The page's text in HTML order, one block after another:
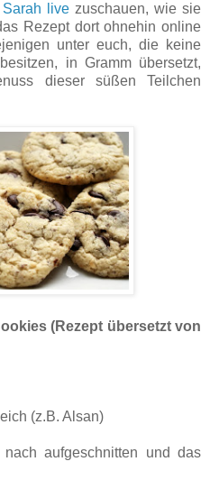
live zuschauen, wie sie
Rezept dort ohnehin online
unter euch, die keine
in Gramm übersetzt,
dieser süßen Teilchen
(Rezept übersetzt von
(z.B. Alsan)
aufgeschnitten und das